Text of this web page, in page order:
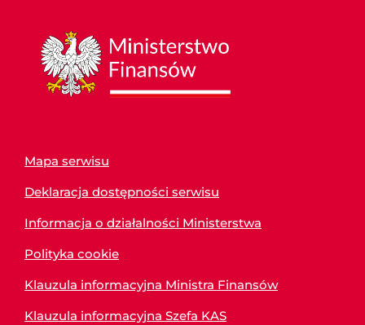
Mapa serwisu
Deklaracja dostępności serwisu
Informacja o działalności Ministerstwa
Polityka cookie
Klauzula informacyjna Ministra Finansów
Klauzula informacyjna Szefa KAS